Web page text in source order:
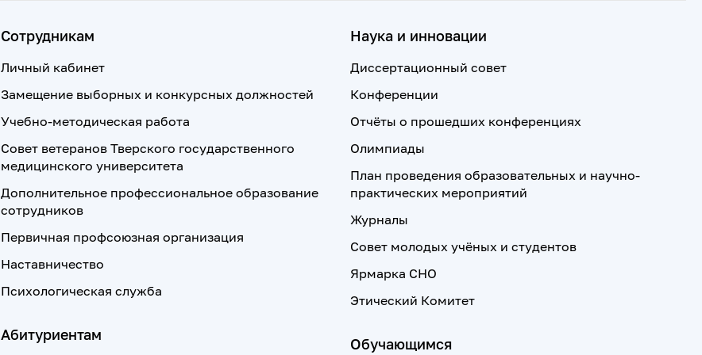
Сотрудникам
Личный кабинет
Замещение выборных и конкурсных должностей
Учебно-методическая работа
Совет ветеранов Тверского государственного
медицинского университета
Дополнительное профессиональное образование
сотрудников
Первичная профсоюзная организация
Наставничество
Психологическая служба
Абитуриентам
Наука и инновации
Диссертационный совет
Конференции
Отчёты о прошедших конференциях
Олимпиады
План проведения образовательных и научно-
практических мероприятий
Журналы
Совет молодых учёных и студентов
Ярмарка СНО
Этический Комитет
Обучающимся